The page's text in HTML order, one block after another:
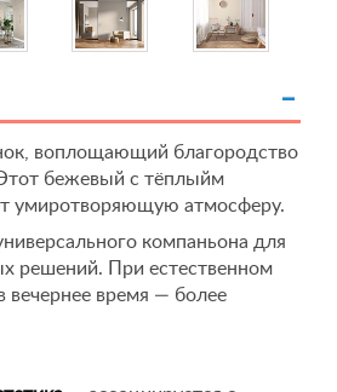
воплощающий благородство
бежевый с тёплыйм
умиротворяющую атмосферу.
компаньона для
решений. При естественном
вечернее время — более